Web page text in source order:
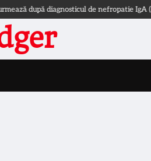
după diagnosticul de nefropatie IgA (IgAN)?